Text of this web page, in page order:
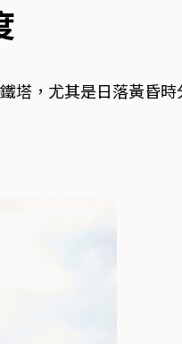
塔，尤其是日落黃昏時